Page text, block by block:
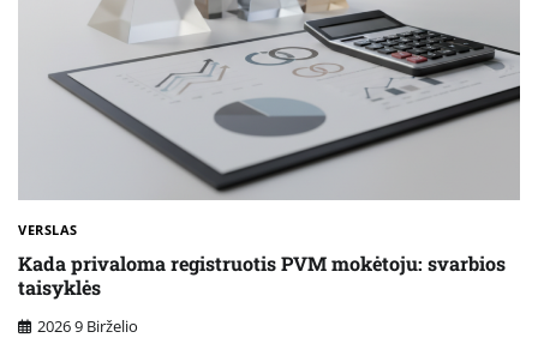
VERSLAS
Kada privaloma registruotis PVM mokėtoju: svarbios
taisyklės
2026 9 Birželio